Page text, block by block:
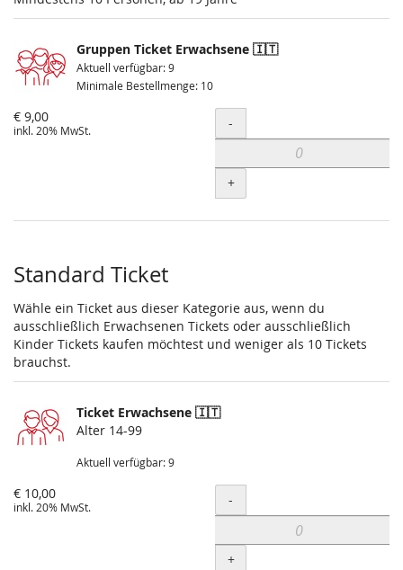
Gruppen Ticket Erwachsene 🇮🇹
Aktuell verfügbar: 9
Minimale Bestellmenge: 10
€ 9,00
inkl. 20% MwSt. Menge
-
+
Standard Ticket
Wähle ein Ticket aus dieser Kategorie aus, wenn du
ausschließlich Erwachsenen Tickets oder ausschließlich
Kinder Tickets kaufen möchtest und weniger als 10 Tickets
brauchst.
Ticket Erwachsene 🇮🇹
Alter 14-99
Aktuell verfügbar: 9
€ 10,00
inkl. 20% MwSt. Menge
-
+